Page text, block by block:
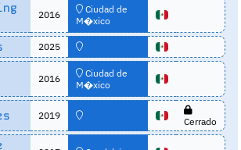
2016
Ciudad de
M�xico
2025
2016
Ciudad de
M�xico
2019
Cerrado